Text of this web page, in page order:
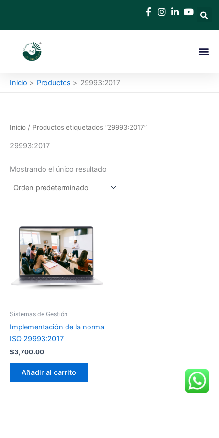
contenido
Inicio Productos 29993:2017
Inicio / Productos etiquetados “29993:2017”
29993:2017
Mostrando el único resultado
Sistemas de Gestión
Implementación de la norma
ISO 29993:2017
$3,700.00
Añadir al carrito